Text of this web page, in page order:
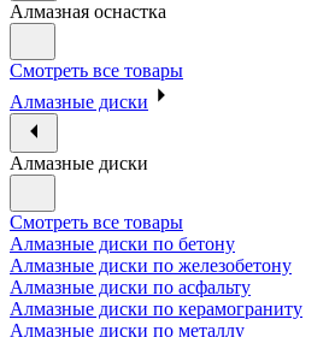
Алмазная оснастка
Смотреть все товары
Алмазные диски
Алмазные диски
Смотреть все товары
Алмазные диски по бетону
Алмазные диски по железобетону
Алмазные диски по асфальту
Алмазные диски по керамограниту
Алмазные диски по металлу